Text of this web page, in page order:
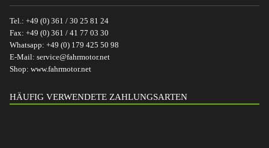
Tel.: +49 (0) 361 / 30 25 81 24
Fax: +49 (0) 361 / 41 77 03 30
Whatsapp: +49 (0) 179 425 50 98
E-Mail: service@fahrmotor.net
Shop: www.fahrmotor.net
HÄUFIG VERWENDETE ZAHLUNGSARTEN